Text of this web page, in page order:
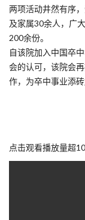
两项活动井然有序
及家属30余人，广
200余份。
自该院加入中国卒
会的认可，该院会
作，为卒中事业添砖
点击观看播放量超